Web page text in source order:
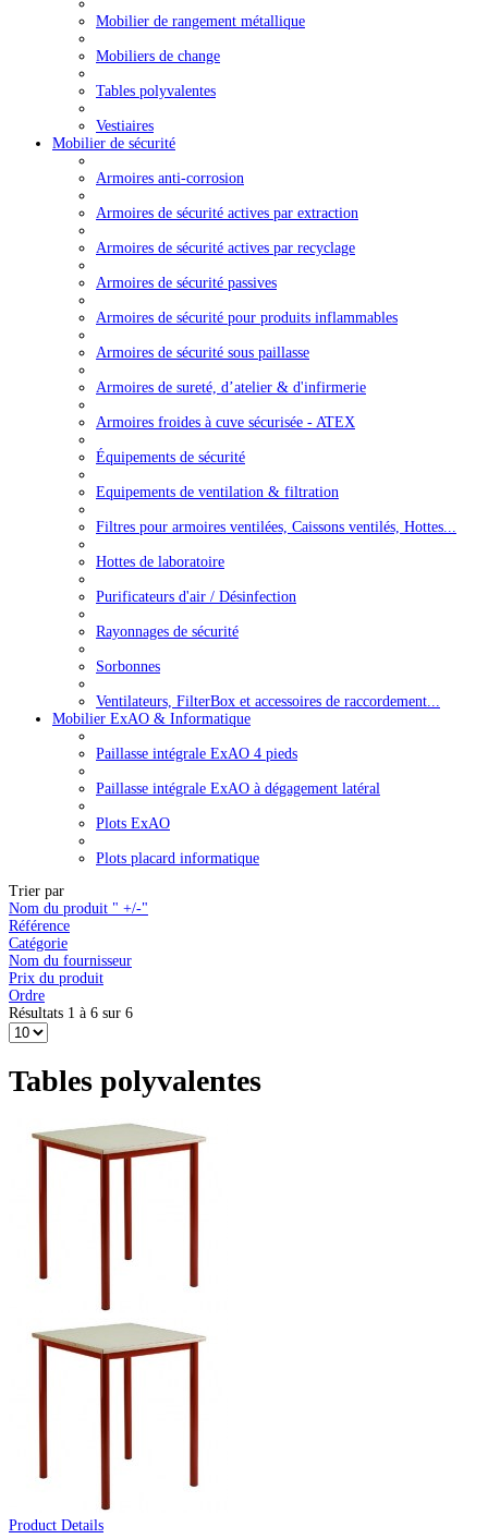
Mobilier de rangement métallique
Mobiliers de change
Tables polyvalentes
Vestiaires
Mobilier de sécurité
Armoires anti-corrosion
Armoires de sécurité actives par extraction
Armoires de sécurité actives par recyclage
Armoires de sécurité passives
Armoires de sécurité pour produits inflammables
Armoires de sécurité sous paillasse
Armoires de sureté, d’atelier & d'infirmerie
Armoires froides à cuve sécurisée - ATEX
Équipements de sécurité
Equipements de ventilation & filtration
Filtres pour armoires ventilées, Caissons ventilés, Hottes...
Hottes de laboratoire
Purificateurs d'air / Désinfection
Rayonnages de sécurité
Sorbonnes
Ventilateurs, FilterBox et accessoires de raccordement...
Mobilier ExAO & Informatique
Paillasse intégrale ExAO 4 pieds
Paillasse intégrale ExAO à dégagement latéral
Plots ExAO
Plots placard informatique
Trier par
Nom du produit " +/-"
Référence
Catégorie
Nom du fournisseur
Prix du produit
Ordre
Résultats 1 à 6 sur 6
Tables polyvalentes
Product Details